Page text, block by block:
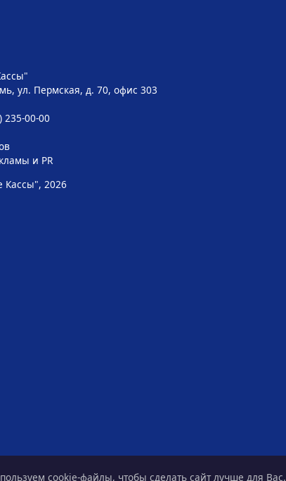
ул. Пермская, д. 70, офис 303
235-00-00
и PR
2026
cookie-файлы, чтобы сделать сайт лучше для Вас.